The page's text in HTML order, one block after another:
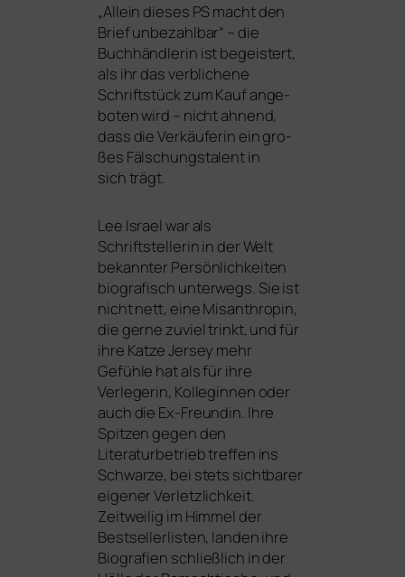
„Allein die­ses PSmacht den
Brief unbe­zahl­bar“ – die
Buchhändlerin ist begeis­tert,
als ihr das ver­bli­che­ne
Schriftstück zum Kauf ange­
bo­ten wird – nicht ahnend,
dass die Verkäuferin ein gro­
ßes Fälschungstalent in
sich trägt.
Lee Israel war als
Schriftstellerin in der Welt
bekann­ter Persönlichkeiten
bio­gra­fisch unter­wegs. Sie ist
nicht nett, eine Misanthropin,
die ger­ne zuviel trinkt, und für
ihre Katze Jersey mehr
Gefühle hat als für ihre
Verlegerin, Kolleginnen oder
auch die Ex-Freundin. Ihre
Spitzen gegen den
Literaturbetrieb tref­fen ins
Schwarze, bei stets sicht­ba­rer
eige­ner Verletzlichkeit.
Zeitweilig im Himmel der
Bestsellerlisten, lan­den ihre
Biografien schließ­lich in der